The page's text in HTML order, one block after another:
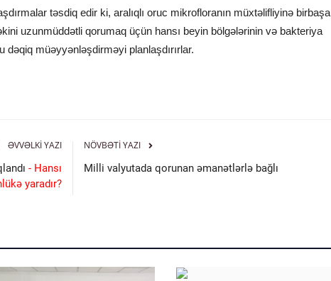
təsdiq edir ki, aralıqlı oruc mikrofloranın müxtəlifliyinə birbaşa
uzunmüddətli qorumaq üçün hansı beyin bölgələrinin və bakteriya
müəyyənləşdirməyi planlaşdırırlar.
ƏVVƏLKI YAZI
- Hansı
yaradır?
NÖVBƏTI YAZI
Milli valyutada qorunan əmanətlərlə bağlı